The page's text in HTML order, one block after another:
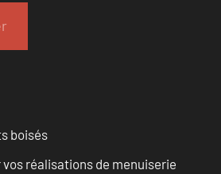
boisés
réalisations de menuiserie